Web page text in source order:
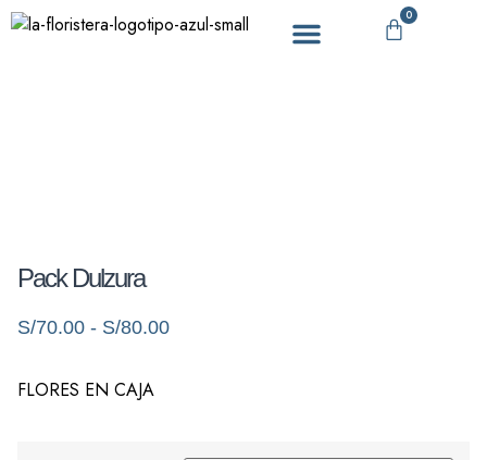
0
Pack Dulzura
S/70.00 - S/80.00
FLORES EN CAJA